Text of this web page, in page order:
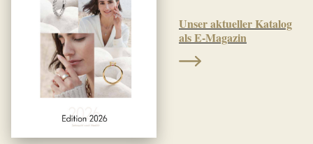
Unser aktueller Katalog
als E-Magazin